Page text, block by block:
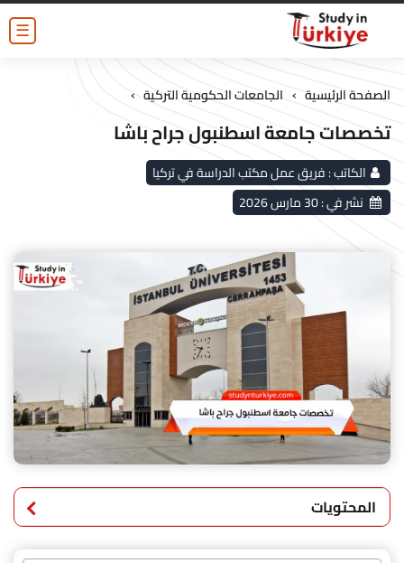
☰
الصفحة الرئيسية › الجامعات الحكومية التركية ›
تخصصات جامعة اسطنبول جراح باشا
الكاتب :فريق عمل مكتب الدراسة في تركيا
نشر في :30 مارس 2026
المحتويات